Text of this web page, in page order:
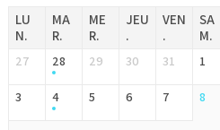
LU
N.
MA
R.
ME
R.
JEU
.
VEN
.
SA
M.
27 28 29 30 31 1
3 4 5 6 7 8